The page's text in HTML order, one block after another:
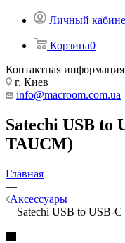
Личный
Корзина0
Контактная информация
г. Киев
info@macroom.com.ua
Satechi USB to
TAUCM)
Главная
—
Аксессуары
—Satechi USB to USB-